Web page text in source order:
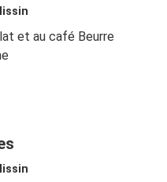
et au café Beurre